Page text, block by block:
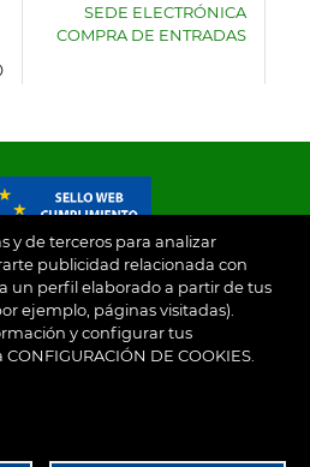
y de terceros para analizar
publicidad relacionada con
un perfil elaborado a partir de tus
ejemplo, páginas visitadas).
y configurar tus
DE COOKIES.
SEDE ELECTRÓNICA
COMPRA DE ENTRADAS
de la Sagra Aviso Legal